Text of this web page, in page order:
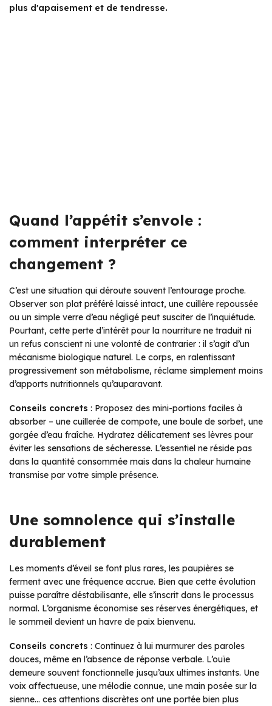
plus d'apaisement et de tendresse.
Quand l’appétit s’envole :
comment interpréter ce
changement ?
C’est une situation qui déroute souvent l’entourage proche.
Observer son plat préféré laissé intact, une cuillère repoussée
ou un simple verre d’eau négligé peut susciter de l’inquiétude.
Pourtant, cette perte d’intérêt pour la nourriture ne traduit ni
un refus conscient ni une volonté de contrarier : il s’agit d’un
mécanisme biologique naturel. Le corps, en ralentissant
progressivement son métabolisme, réclame simplement moins
d’apports nutritionnels qu’auparavant.
Conseils concrets : Proposez des mini-portions faciles à
absorber – une cuillerée de compote, une boule de sorbet, une
gorgée d’eau fraîche. Hydratez délicatement ses lèvres pour
éviter les sensations de sécheresse. L’essentiel ne réside pas
dans la quantité consommée mais dans la chaleur humaine
transmise par votre simple présence.
Une somnolence qui s’installe
durablement
Les moments d’éveil se font plus rares, les paupières se
ferment avec une fréquence accrue. Bien que cette évolution
puisse paraître déstabilisante, elle s’inscrit dans le processus
normal. L’organisme économise ses réserves énergétiques, et
le sommeil devient un havre de paix bienvenu.
Conseils concrets : Continuez à lui murmurer des paroles
douces, même en l’absence de réponse verbale. L’ouïe
demeure souvent fonctionnelle jusqu’aux ultimes instants. Une
voix affectueuse, une mélodie connue, une main posée sur la
sienne… ces attentions discrètes ont une portée bien plus